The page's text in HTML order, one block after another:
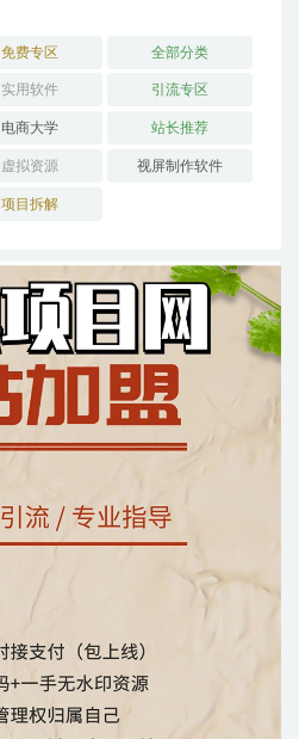
免费专区 全部分类
实用软件 引流专区
电商大学 站长推荐
虚拟资源 视屏制作软件
项目拆解